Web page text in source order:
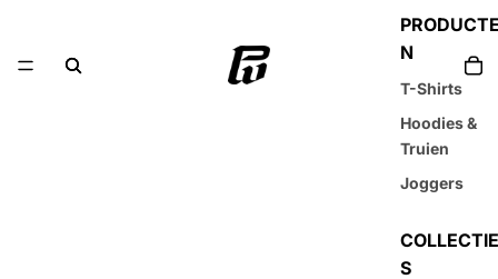
N
T-Shirts
Hoodies &
Truien
Joggers
COLLECTIE
S